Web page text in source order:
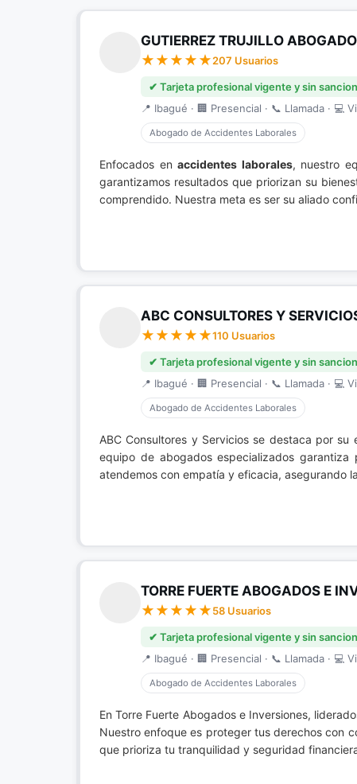
GUTIERREZ TRUJILLO
207 Usuarios
✔ Tarjeta profesional vigente y sin
📍 Ibagué · 🏢 Presencial · 📞 Llamada · 💻
Abogado de Accidentes Laborales
Enfocados en accidentes laborales, nuestro
garantizamos resultados que priorizan su
comprendido. Nuestra meta es ser su aliado
ABC CONSULTORES Y
110 Usuarios
✔ Tarjeta profesional vigente y sin
📍 Ibagué · 🏢 Presencial · 📞 Llamada · 💻
Abogado de Accidentes Laborales
ABC Consultores y Servicios se destaca por
equipo de abogados especializados
atendemos con empatía y eficacia, asegurando
TORRE FUERTE ABOGADOS E
58 Usuarios
✔ Tarjeta profesional vigente y sin
📍 Ibagué · 🏢 Presencial · 📞 Llamada · 💻
Abogado de Accidentes Laborales
En Torre Fuerte Abogados e Inversiones,
Nuestro enfoque es proteger tus derechos con
que prioriza tu tranquilidad y seguridad